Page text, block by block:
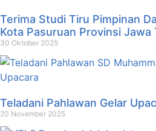
Terima Studi Tiru Pimpinan
Kota Pasuruan Provinsi Jawa
30 Oktober 2025
Teladani Pahlawan Gelar
20 November 2025